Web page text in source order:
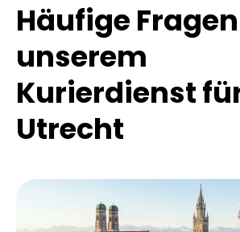
Häufige
unserem
Kurierdienst
Utrecht